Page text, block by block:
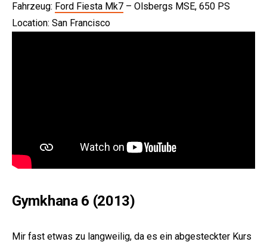
Fahrzeug: Ford Fiesta Mk7 – Olsbergs MSE, 650 PS
Location: San Francisco
Gymkhana 6 (2013)
Mir fast etwas zu langweilig, da es ein abgesteckter Kurs